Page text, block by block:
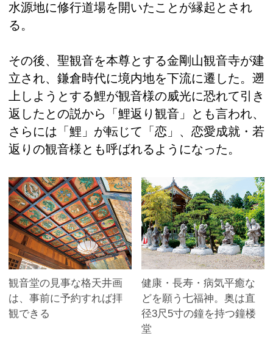
水源地に修行道場を開いたことが縁起とされ
る。
その後、聖観音を本尊とする金剛山観音寺が建
立され、鎌倉時代に境内地を下流に遷した。遡
上しようとする鯉が観音様の威光に恐れて引き
返したとの説から「鯉返り観音」とも言われ、
さらには「鯉」が転じて「恋」、恋愛成就・若
返りの観音様とも呼ばれるようになった。
観音堂の見事な格天井画
は、事前に予約すれば拝
観できる
健康・長寿・病気平癒な
どを願う七福神。奥は直
径3尺5寸の鐘を持つ鐘楼
堂